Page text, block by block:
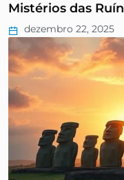
Mistérios das
dezembro 22, 2025